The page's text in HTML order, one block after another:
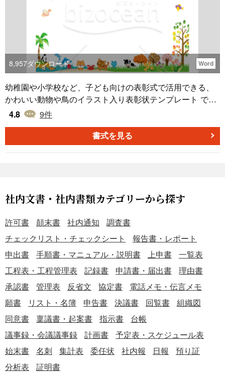
8,957ダウンロード Word
幼稚園や小学校など、子ども向けの表彰式で活用できる、
かわいい動物や鳥のイラスト入り表彰状テンプレート で
す。明るく華やかなデザインが特徴で、受賞者に喜びや達
ン ・先生や保育士が、幼稚園や保育園、小学校での表彰式
や頑張り賞の授与に利用。 ・コンテスト主催者が、子ども
合わせてカスタマイズ＞ 「頑張りました！」「おめでと
う！」など、シチュエーションに応じた文言を追加すると
効果的。 ＜視認性の高いデザイン＞ イラストと文字のバラ
ンスを考慮し、表彰対象者の名前や賞のタイトルが目立つ
ように配置する。 ＜印刷時のサイズ設定を確認＞ A4サイ
ズでの印刷が最適なため、レイアウトの崩れがないか事前
に確認する。 ■テンプレートの利用メリット ＜先生や保育
士にとって使いやすい＞ フォーマットが整っているため、
短時間で簡単に表彰状を作成できる。 ＜保護者や受賞者に
喜ばれるデザイン＞ 可愛い動物イラストが表彰状の特別感
を演出し、思い出として残る。 ＜さまざまなイベントで活
用可能＞ 学校行事、習い事、スポーツ活動など、幅広いシ
ーンで利用できる。
4.8 9件
書式を見る
社内文書・社内書類カテゴリーから探す
許可書 顛末書 社内通知
調査書
チェックリスト・チェックシート
報告書・レポート
申出書
手順書・マニュアル・説明書 上申書
一覧表
工程表・工程管理表
記録書 申請書・届出書
理由書
承認書
管理表 反省文 協定書
電話メモ・伝言メモ
願書
リスト・名簿 申告書 決議書 回覧書
組織図
同意書
稟議書・起案書 指示書
台帳
議事録・会議議事録
計画書
予定表・スケジュール表
始末書
名刺 集計表 委任状 社内報 日報
預り証
分析表
証明書